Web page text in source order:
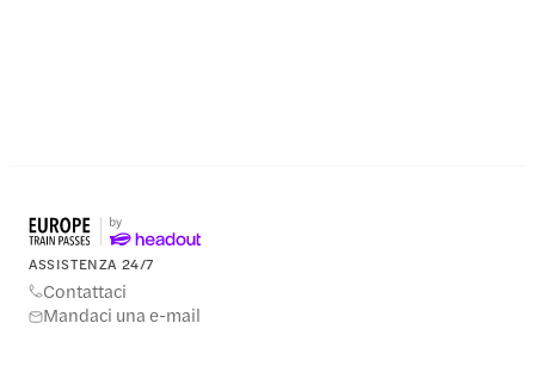
ASSISTENZA 24/7
Contattaci
Mandaci una e-mail